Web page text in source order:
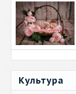
Культура